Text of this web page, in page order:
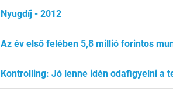
Nyugdíj - 2012
Az év első felében 5,8 millió forintos
Kontrolling: Jó lenne idén odafigyelni a